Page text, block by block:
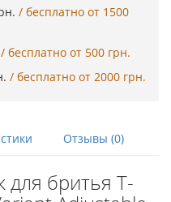
/ бесплатно от 1500
/ бесплатно от 500 грн.
/ бесплатно от 2000 грн.
Отзывы (0)
для бритья Т-